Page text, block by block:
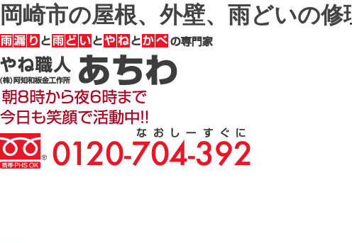
岡崎市の屋根、外壁、雨どいの